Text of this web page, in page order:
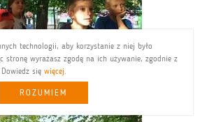
technologii, aby korzystanie z niej było
stronę wyrażasz zgodę na ich używanie, zgodnie z
się więcej.
ROZUMIEM